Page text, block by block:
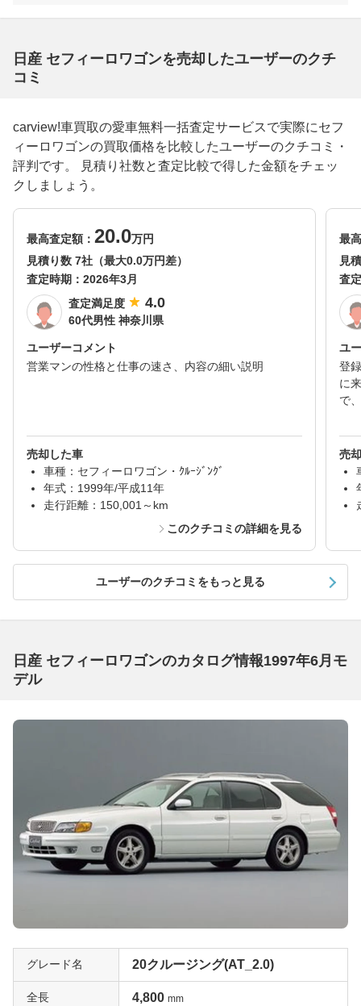
日産 セフィーロワゴンを売却したユーザーのクチ
コミ
carview!車買取の愛車無料一括査定サービスで実際にセフ
ィーロワゴンの買取価格を比較したユーザーのクチコミ・
評判です。 見積り社数と査定比較で得した金額をチェッ
クしましょう。
最高査定額： 20.0万円
見積り数 7社（最大0.0万円差）
査定時期： 2026年3月
査定満足度
4.0
60代男性 神奈川県
ユーザーコメント
営業マンの性格と仕事の速さ、内容の細い説明
売却した車
車種：セフィーロワゴン・ｸﾙｰｼﾞﾝｸﾞ
年式：1999年/平成11年
走行距離：150,001～km
このクチコミの詳細を見る
最
見
査
ユ
登
に
で
売
ユーザーのクチコミをもっと見る
日産 セフィーロワゴンのカタログ情報1997年6月モ
デル
グレード名 20クルージング(AT_2.0)
全長 4,800 mm